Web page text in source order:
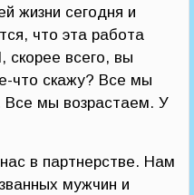
жизни сегодня и
что эта работа
скорее всего, вы
что скажу? Все мы
Все мы возрастаем. У
в партнерстве. Нам
мужчин и